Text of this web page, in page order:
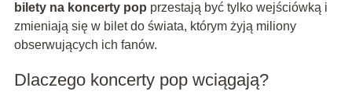
bilety na koncerty pop przestają być tylko wejściówką i
zmieniają się w bilet do świata, którym żyją miliony
obserwujących ich fanów.
Dlaczego koncerty pop wciągają?